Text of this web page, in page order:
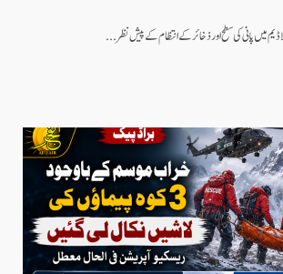
ڈیم میں پانی کی سطح اور ذخائر کے انتظام کے پیش نظر...